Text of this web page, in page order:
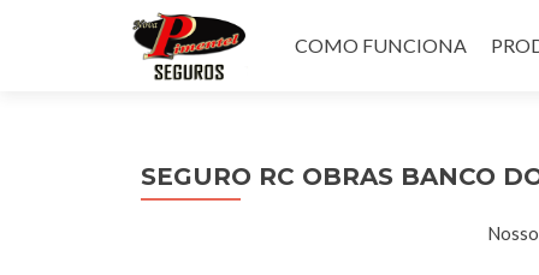
para
COMO FUNCIONA
SEGURO RC OBRAS BANCO